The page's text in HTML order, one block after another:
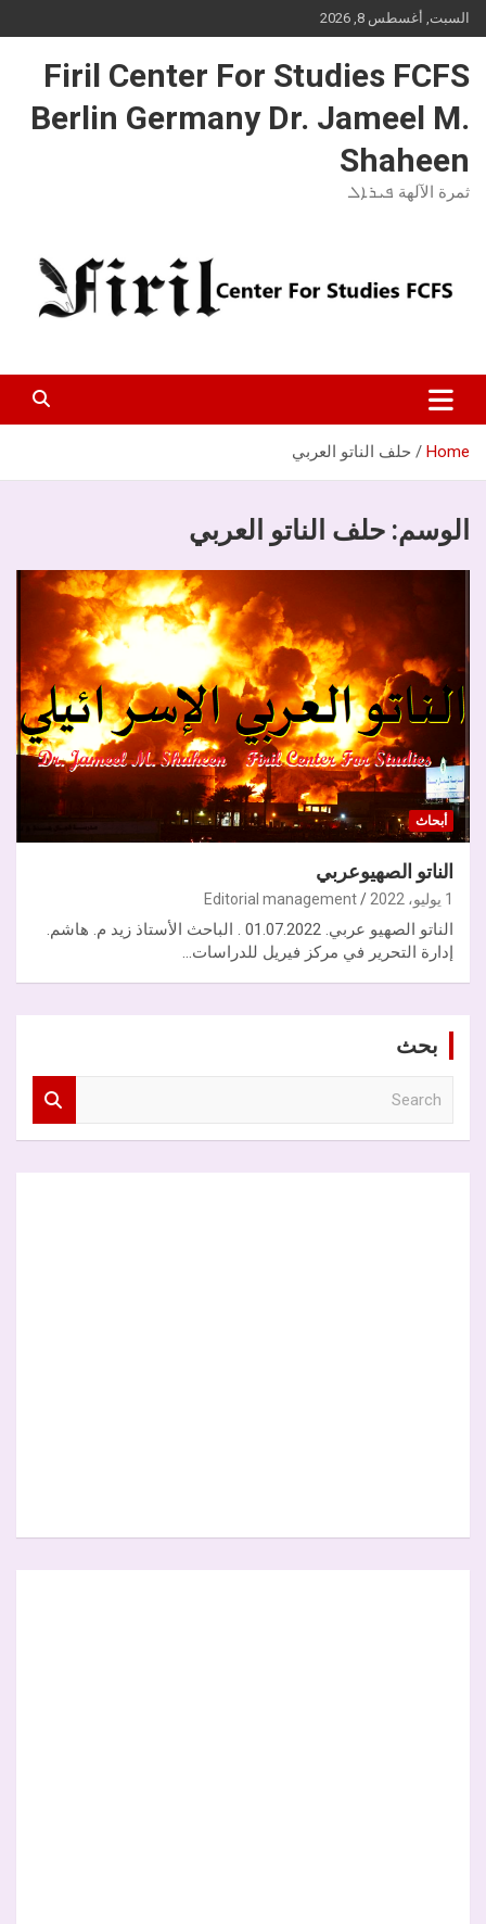
Skip
to
السبت, أغسطس 8, 2026
Firil Center For Studies FCFS
Berlin Germany Dr. Jameel M.
Shaheen
ثمرة الآلهة ܦܝܪܐܠ
Home حلف الناتو العربي
الوسم: حلف الناتو العربي
أبحاث
الناتو الصهيوعربي
1 يوليو، 2022 Editorial management
الناتو الصهيو عربي. 01.07.2022 . الباحث الأستاذ زيد م. هاشم.
إدارة التحرير في مركز فيريل للدراسات…
بحث